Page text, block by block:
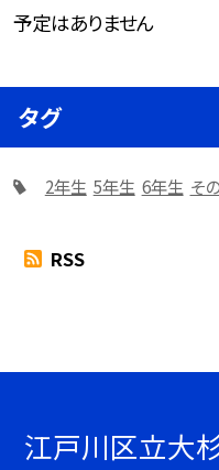
予定はありません
タグ
2年生 5年生 6年生 そ
RSS
江戸川区立大